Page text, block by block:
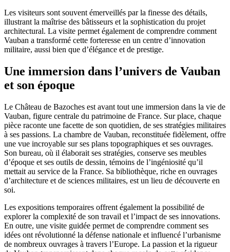
Les visiteurs sont souvent émerveillés par la finesse des détails,
illustrant la maîtrise des bâtisseurs et la sophistication du projet
architectural. La visite permet également de comprendre comment
Vauban a transformé cette forteresse en un centre d’innovation
militaire, aussi bien que d’élégance et de prestige.
Une immersion dans l’univers de Vauban
et son époque
Le Château de Bazoches est avant tout une immersion dans la vie de
Vauban, figure centrale du patrimoine de France. Sur place, chaque
pièce raconte une facette de son quotidien, de ses stratégies militaires
à ses passions. La chambre de Vauban, reconstituée fidèlement, offre
une vue incroyable sur ses plans topographiques et ses ouvrages.
Son bureau, où il élaborait ses stratégies, conserve ses meubles
d’époque et ses outils de dessin, témoins de l’ingéniosité qu’il
mettait au service de la France. Sa bibliothèque, riche en ouvrages
d’architecture et de sciences militaires, est un lieu de découverte en
soi.
Les expositions temporaires offrent également la possibilité de
explorer la complexité de son travail et l’impact de ses innovations.
En outre, une visite guidée permet de comprendre comment ses
idées ont révolutionné la défense nationale et influencé l’urbanisme
de nombreux ouvrages à travers l’Europe. La passion et la rigueur